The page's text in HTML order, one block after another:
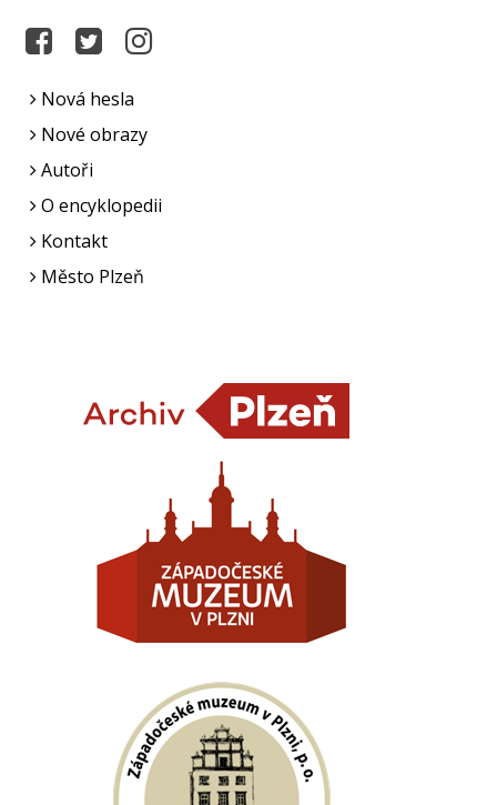
Nová hesla
Nové obrazy
Autoři
O encyklopedii
Kontakt
Město Plzeň